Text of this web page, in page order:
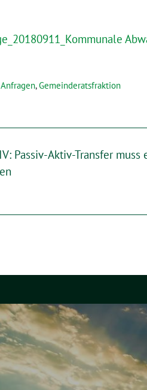
,Gemeinderatsfraktion
Passiv-Aktiv-Transfer muss